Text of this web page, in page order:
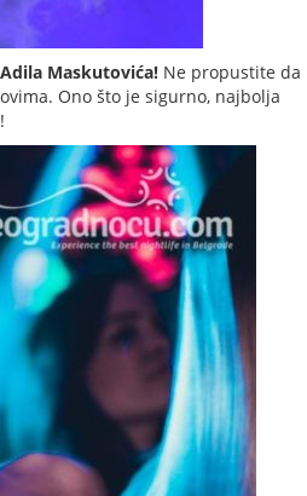
Adila Maskutovića! Ne propustite da
Ono što je sigurno, najbolja